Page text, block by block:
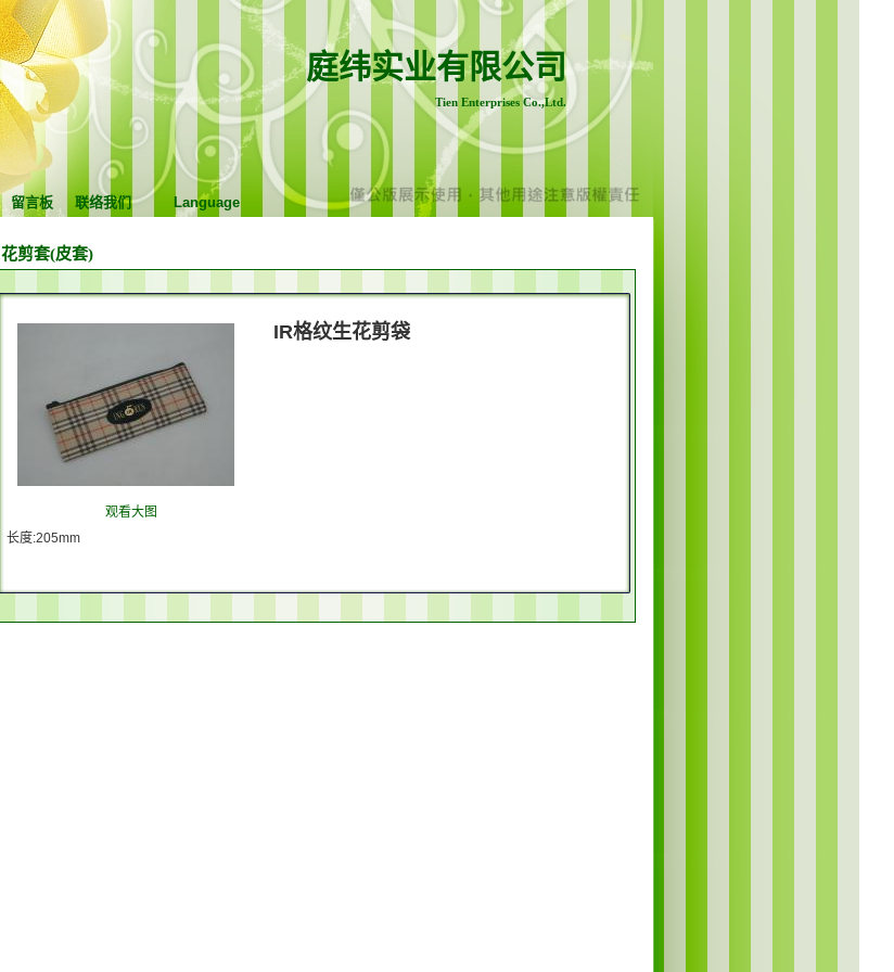
庭纬实业有限公司
Tien Enterprises Co.,Ltd.
留言板 联络我们 Language
花剪套(皮套)
观看大图
IR格纹生花剪袋
长度:205mm